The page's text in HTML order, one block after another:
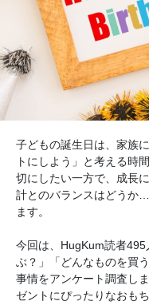
子どもの誕生日は、家族
トにしよう」と考える時
切にしたい一方で、成長
計とのバランスはどうか
ます。
今回は、HugKum読者
ぶ？」「どんなものを買
事情をアンケート調査し
ゼントにぴったりなおも